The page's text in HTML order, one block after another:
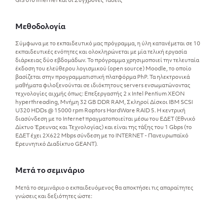
Μεθοδολογία
Σύμφωνα με το εκπαιδευτικό μας πρόγραμμα, η ύλη κατανέμεται σε 10
εκπαιδευτικές ενότητες και ολοκληρώνεται με μία τελική εργασία
διάρκειας δύο εβδομάδων. Το πρόγραμμα χρησιμοποιεί την τελευταία
έκδοση του ελεύθερου λογισμικού (open source) Moodle, το οποίο
βασίζεται στην προγραμματιστική πλατφόρμα PhP. Τα ηλεκτρονικά
μαθήματα φιλοξενούνται σε ιδιόκτητους servers ενσωματώνοντας
τεχνολογίες αιχμής όπως: Επεξεργαστής 2 x Intel Pentium XEON
hyperthreading, Μνήμη 32 GB DDR RAM, Σκληροί Δίσκοι IBM SCSI
U320 HDDs @ 15000 rpm Raptors HardWare RAID 5. Η κεντρική
διασύνδεση με το Internet πραγματοποιείται μέσω του ΕΔΕΤ (Εθνικό
Δίκτυο Έρευνας και Τεχνολογίας) και είναι της τάξης του 1 Gbps (το
ΕΔΕΤ έχει 2Χ622 Mbps σύνδεση με το INTERNET - Πανευρωπαϊκό
Ερευνητικό Διαδίκτυο GEANT).
Μετά το σεμινάριο
Μετά το σεμινάριο ο εκπαιδευόμενος θα αποκτήσει τις απαραίτητες
γνώσεις και δεξιότητες ώστε: